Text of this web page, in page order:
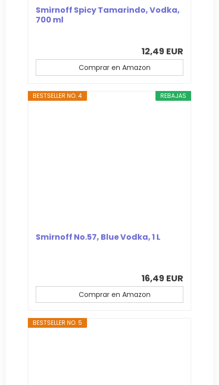
Smirnoff Spicy Tamarindo, Vodka,
700 ml
12,49 EUR
Comprar en Amazon
REBAJAS
BESTSELLER NO. 4
Smirnoff No.57, Blue Vodka, 1 L
16,49 EUR
Comprar en Amazon
BESTSELLER NO. 5